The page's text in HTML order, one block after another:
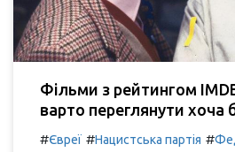
Фільми з рейтингом
варто переглянути хоча
#Євреї #Нацистська партія #